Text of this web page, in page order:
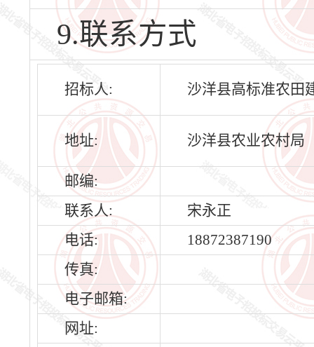
9.联系方式
招标人: 沙洋县高标准农田
地址: 沙洋县农业农村局
邮编:
联系人:
宋永正
电话:
18872387190
传真:
电子邮箱:
网址: